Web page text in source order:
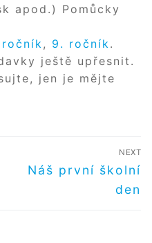
apod.) Pomůcky
, 9. ročník.
ještě upřesnit.
jen je mějte
NEXT
Další
Náš první školní
den